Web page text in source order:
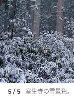
5 / 5 室生寺の雪景色。